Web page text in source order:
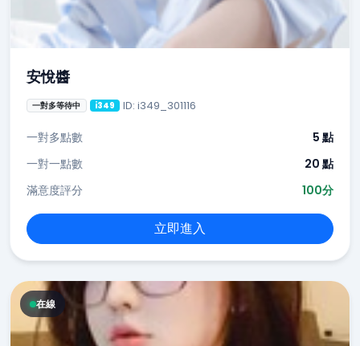
安悅醬
一對多等待中 i349 ID: i349_301116
一對多點數
5 點
一對一點數
20 點
滿意度評分
100分
立即進入
在線